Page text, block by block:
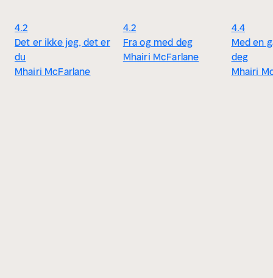
4.2
Det er ikke jeg, det er
du
Mhairi McFarlane
4.2
Fra og med deg
Mhairi McFarlane
4.4
Med en
deg
Mhairi